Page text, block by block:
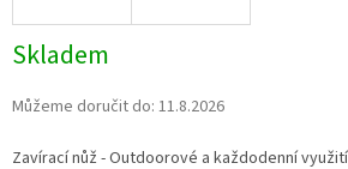
Skladem
Můžeme doručit do: 11.8.2026
Zavírací nůž - Outdoorové a každodenní